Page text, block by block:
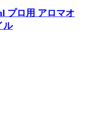
プロ用 アロマオ
ル